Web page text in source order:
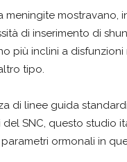
meningite mostravano,
di inserimento di
più inclini a
tipo.
di linee guida
del SNC, questo
ormonali in